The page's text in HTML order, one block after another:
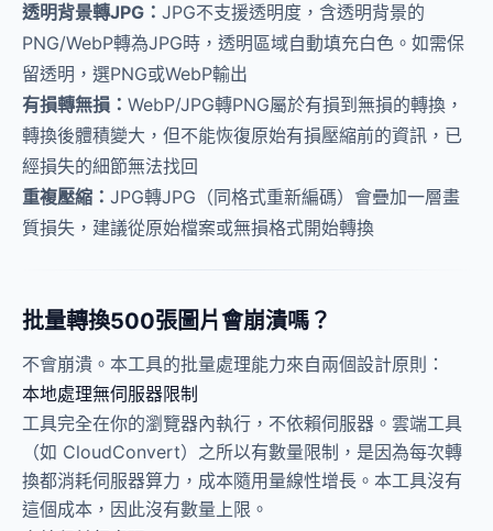
透明背景轉JPG： JPG不支援透明度，含透明背景的
PNG/WebP轉為JPG時，透明區域自動填充白色。如需保
留透明，選PNG或WebP輸出
有損轉無損： WebP/JPG轉PNG屬於有損到無損的轉換，
轉換後體積變大，但不能恢復原始有損壓縮前的資訊，已
經損失的細節無法找回
重複壓縮： JPG轉JPG（同格式重新編碼）會疊加一層畫
質損失，建議從原始檔案或無損格式開始轉換
批量轉換500張圖片會崩潰嗎？
不會崩潰。本工具的批量處理能力來自兩個設計原則：
本地處理無伺服器限制
工具完全在你的瀏覽器內執行，不依賴伺服器。雲端工具
（如 CloudConvert）之所以有數量限制，是因為每次轉
換都消耗伺服器算力，成本隨用量線性增長。本工具沒有
這個成本，因此沒有數量上限。